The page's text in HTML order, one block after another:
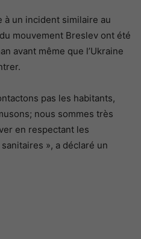
à un incident similaire au
mouvement Breslev ont été
avant même que l’Ukraine
pas les habitants,
nous sommes très
en respectant les
», a déclaré un